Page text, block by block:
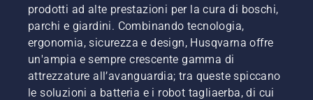
prodotti ad alte prestazioni per la cura di boschi,
parchi e giardini. Combinando tecnologia,
ergonomia, sicurezza e design, Husqvarna offre
un'ampia e sempre crescente gamma di
attrezzature all’avanguardia; tra queste spiccano
le soluzioni a batteria e i robot tagliaerba, di cui